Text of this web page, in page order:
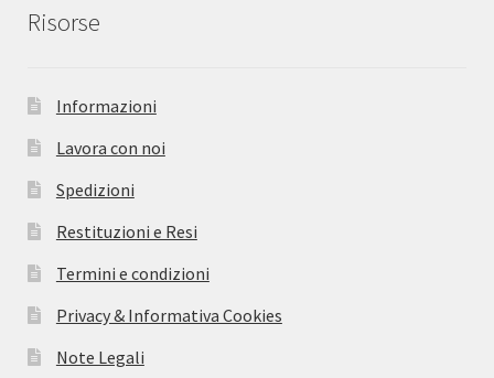
Risorse
Informazioni
Lavora con noi
Spedizioni
Restituzioni e Resi
Termini e condizioni
Privacy & Informativa Cookies
Note Legali